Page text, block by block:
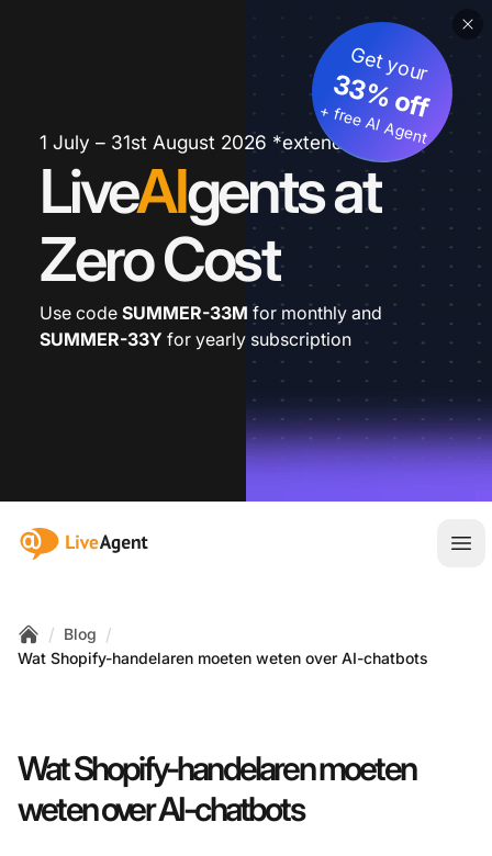
1 July – 31st August 2026 *extended
LiveAIgents at
Zero Cost
Get your
33% off
+ free AI Agent
Use code SUMMER-33M for monthly and
SUMMER-33Y for yearly subscription
:site.title
Home
/ Blog /
Wat Shopify-handelaren moeten weten over AI-chatbots
Wat Shopify-handelaren moeten
weten over AI-chatbots